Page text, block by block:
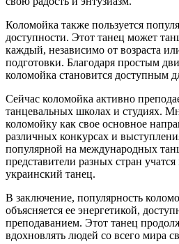
Коломойка также пользуется
доступности. Этот танец может
каждый, независимо от возраста
подготовки. Благодаря простым
коломойка становится доступным
Сейчас коломойка активно
танцевальных школах и студиях.
коломойку как свое основное
различных конкурсах и
популярной на международных
представители разных стран
украинский танец.
В заключение, популярность
объясняется ее энергетикой,
преподаванием. Этот танец
вдохновлять людей со всего мира